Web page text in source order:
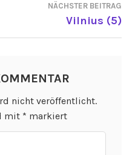
NÄCHSTER BEITRAG
Vilnius (5)
nicht veröffentlicht.
mit * markiert